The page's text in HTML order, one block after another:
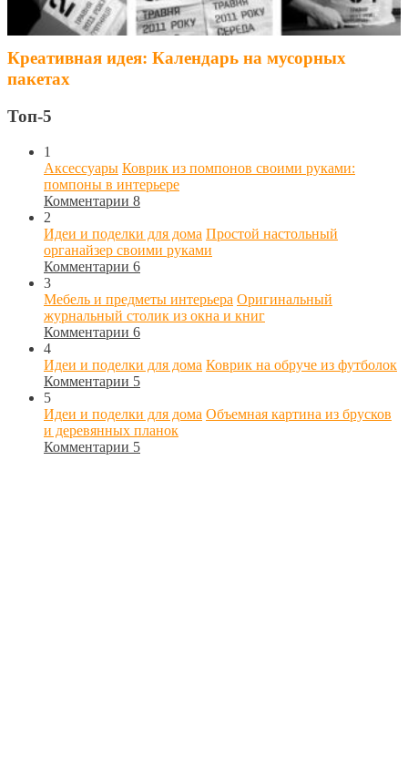
Креативная идея: Календарь на мусорных
пакетах
Топ-5
1
Аксессуары Коврик из помпонов своими руками:
помпоны в интерьере
Комментарии 8
2
Идеи и поделки для дома Простой настольный
органайзер своими руками
Комментарии 6
3
Мебель и предметы интерьера Оригинальный
журнальный столик из окна и книг
Комментарии 6
4
Идеи и поделки для дома Коврик на обруче из футболок
Комментарии 5
5
Идеи и поделки для дома Объемная картина из брусков
и деревянных планок
Комментарии 5